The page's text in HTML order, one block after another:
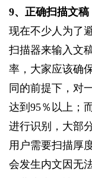
9、正确扫描文稿
现在不少人为了
扫描器来输入文
率，大家应该确
同的前提下，对
达到95％以上；
进行识别，大部
用户需要扫描厚
会发生内文因无